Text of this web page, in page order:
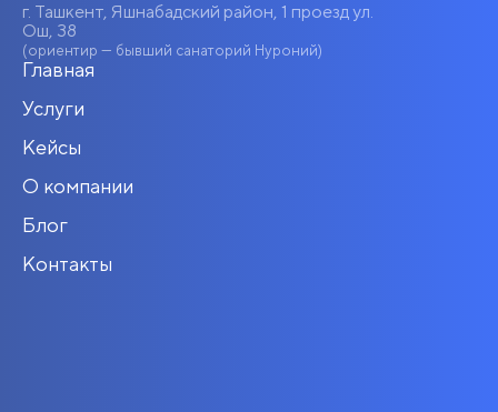
г. Ташкент, Яшнабадский район, 1 проезд ул.
Ош, 38
(ориентир — бывший санаторий Нуроний)
Главная
Услуги
Кейсы
О компании
Блог
Контакты